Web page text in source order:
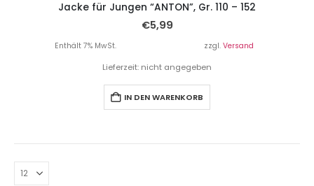
Jacke für Jungen “ANTON”, Gr. 110 – 152
€5,99
Enthält 7% MwSt. zzgl. Versand
Lieferzeit: nicht angegeben
IN DEN WARENKORB